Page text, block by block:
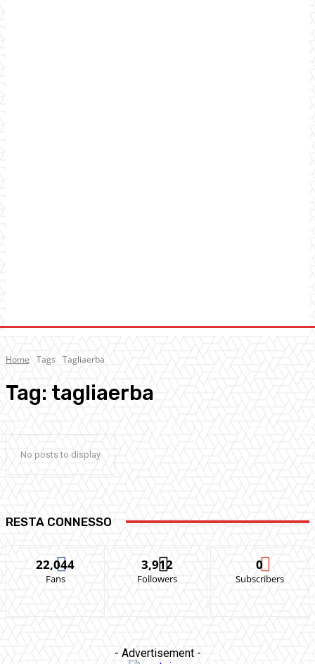
Home Tags Tagliaerba
Tag: tagliaerba
No posts to display
RESTA CONNESSO
22,044
Fans
3,912
Followers
0
Subscribers
- Advertisement -